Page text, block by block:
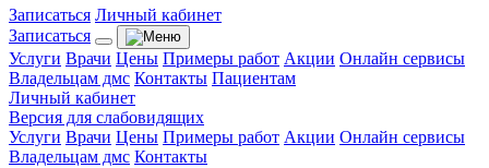
Записаться Личный кабинет
Записаться
Услуги Врачи Цены Примеры работ Акции Онлайн сервисы
Владельцам дмс Контакты Пациентам
Личный кабинет
Версия для слабовидящих
Услуги Врачи Цены Примеры работ Акции Онлайн сервисы
Владельцам дмс Контакты